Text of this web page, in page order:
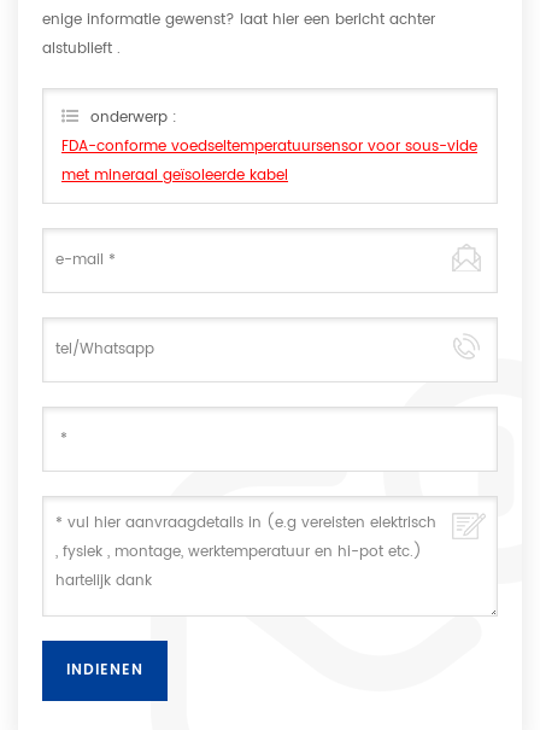
enige informatie gewenst? laat hier een bericht achter
alstublieft .
onderwerp :
FDA-conforme voedseltemperatuursensor voor sous-vide
met mineraal geïsoleerde kabel